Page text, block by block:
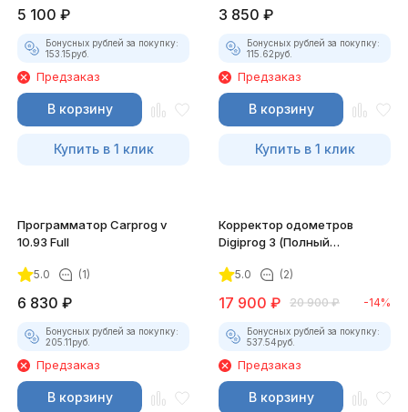
5 100 ₽
Бонусных рублей за покупку:
153.15руб.
Предзаказ
В корзину
Купить в 1 клик
3 850 ₽
Бонусных рублей за покупку:
115.62руб.
Предзаказ
В корзину
Купить в 1 клик
Программатор Carprog v
10.93 Full
5.0 (1)
6 830 ₽
Бонусных рублей за покупку:
205.11руб.
Предзаказ
В корзину
Корректор одометров
Digiprog 3 (Полный
5.0 (2)
17 900 ₽ 20 900 ₽ -14%
Бонусных рублей за покупку:
537.54руб.
Предзаказ
В корзину